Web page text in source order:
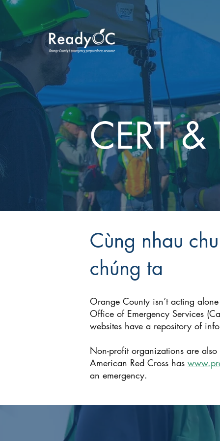
CERT
Cùng nhau
chúng ta
Orange County isn’t acting
Office of Emergency Services
websites have a repository of
Non-profit organizations are
American Red Cross has
an emergency.